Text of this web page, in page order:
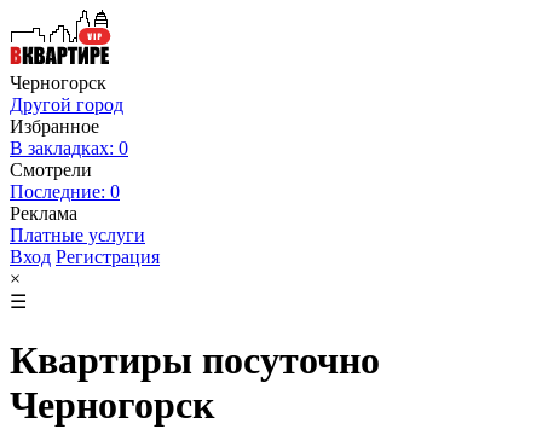
Черногорск
Другой город
Избранное
В закладках: 0
Смотрели
Последние: 0
Реклама
Платные услуги
Вход Регистрация
×
☰
Квартиры посуточно
Черногорск